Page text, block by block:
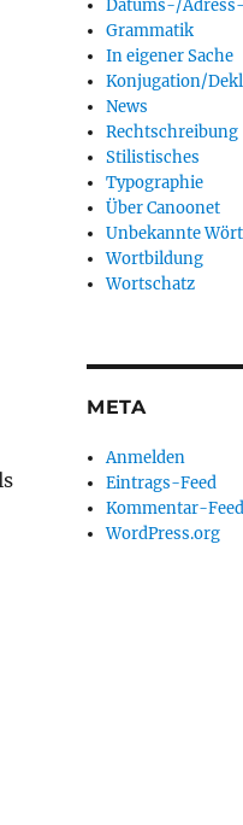
Datums-/
Grammatik
In eigener Sache
Konjugation/
News
Rechtschreibung
Stilistisches
Typographie
Über Canoonet
Unbekannte
Wortbildung
Wortschatz
META
Anmelden
Eintrags-Feed
Kommentar-Feed
WordPress.org